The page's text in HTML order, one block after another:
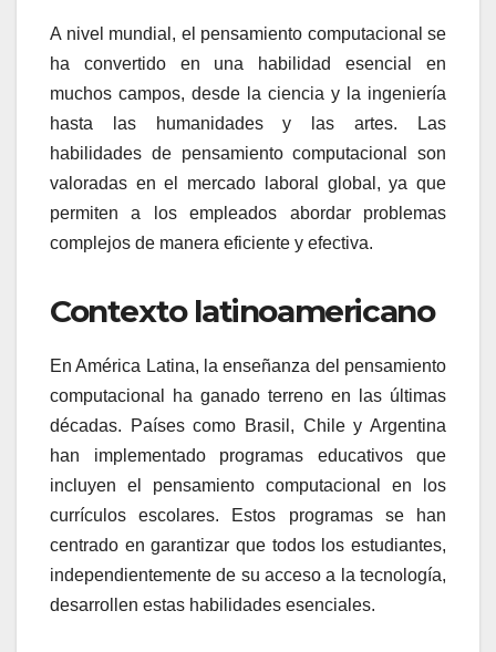
A nivel mundial, el pensamiento computacional se
ha convertido en una habilidad esencial en
muchos campos, desde la ciencia y la ingeniería
hasta las humanidades y las artes. Las
habilidades de pensamiento computacional son
valoradas en el mercado laboral global, ya que
permiten a los empleados abordar problemas
complejos de manera eficiente y efectiva.
Contexto latinoamericano
En América Latina, la enseñanza del pensamiento
computacional ha ganado terreno en las últimas
décadas. Países como Brasil, Chile y Argentina
han implementado programas educativos que
incluyen el pensamiento computacional en los
currículos escolares. Estos programas se han
centrado en garantizar que todos los estudiantes,
independientemente de su acceso a la tecnología,
desarrollen estas habilidades esenciales.